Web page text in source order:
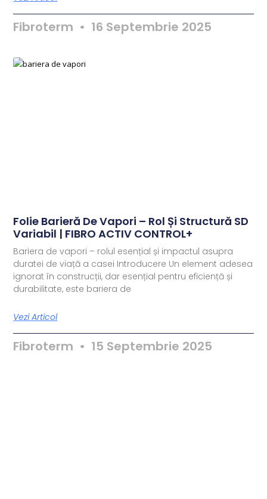
Fibroterm 16 Septembrie 2025
Folie Barieră De Vapori – Rol Și Structură SD
Variabil | FIBRO ACTIV CONTROL+
Bariera de vapori – rolul esențial și impactul asupra
duratei de viață a casei Introducere Un element adesea
ignorat în construcții, dar esențial pentru eficiență și
durabilitate, este bariera de
Vezi Articol
Fibroterm 15 Septembrie 2025